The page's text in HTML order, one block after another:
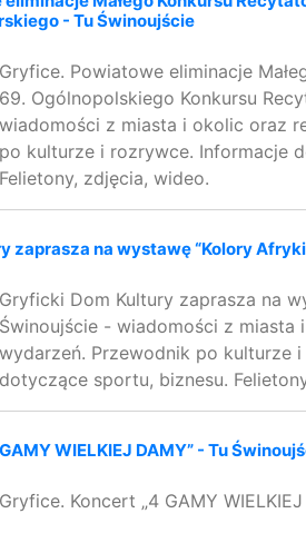
- Tu Świnoujście
Gryfice. Powiatowe eliminacje
69. Ogólnopolskiego Konkursu
wiadomości z miasta i okolic oraz
po kulturze i rozrywce. Informacje
Felietony, zdjęcia, wideo.
zaprasza na wystawę “Kolory
Gryficki Dom Kultury zaprasza na
Świnoujście - wiadomości z miasta
wydarzeń. Przewodnik po kulturze
dotyczące sportu, biznesu.
WIELKIEJ DAMY” - Tu
Gryfice. Koncert „4 GAMY